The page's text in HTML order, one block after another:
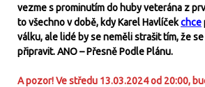
vezme s prominutím do huby veterána z
to všechno v době, kdy Karel Havlíčekchce
válku, ale lidé by se neměli strašit tím, že se
připravit. ANO – Přesně Podle Plánu.
A pozor! Ve středu 13.03.2024 od 20:00,